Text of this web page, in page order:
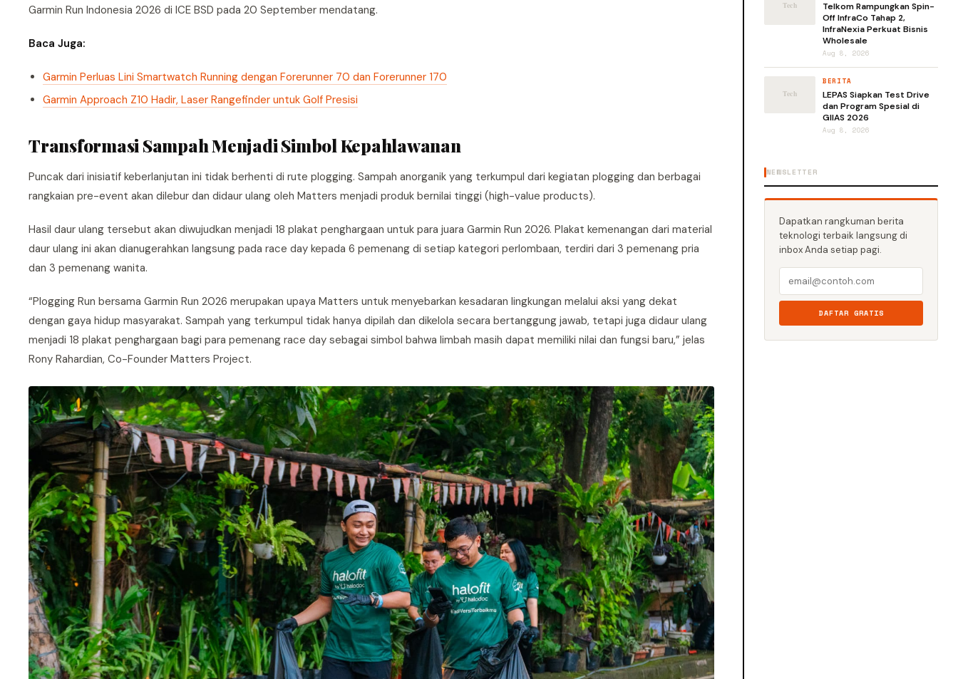
Garmin Run Indonesia 2026 di ICE BSD pada 20 September mendatang.
Baca Juga:
Garmin Perluas Lini Smartwatch Running dengan Forerunner 70 dan Forerunner 170
Garmin Approach Z10 Hadir, Laser Rangefinder untuk Golf Presisi
Transformasi Sampah Menjadi Simbol Kepahlawanan
Puncak dari inisiatif keberlanjutan ini tidak berhenti di rute plogging. Sampah anorganik yang terkumpul dari kegiatan plogging dan berbagai
rangkaian pre-event akan dilebur dan didaur ulang oleh Matters menjadi produk bernilai tinggi (high-value products).
Hasil daur ulang tersebut akan diwujudkan menjadi 18 plakat penghargaan untuk para juara Garmin Run 2026. Plakat kemenangan dari material
daur ulang ini akan dianugerahkan langsung pada race day kepada 6 pemenang di setiap kategori perlombaan, terdiri dari 3 pemenang pria
dan 3 pemenang wanita.
“Plogging Run bersama Garmin Run 2026 merupakan upaya Matters untuk menyebarkan kesadaran lingkungan melalui aksi yang dekat
dengan gaya hidup masyarakat. Sampah yang terkumpul tidak hanya dipilah dan dikelola secara bertanggung jawab, tetapi juga didaur ulang
menjadi 18 plakat penghargaan bagi para pemenang race day sebagai simbol bahwa limbah masih dapat memiliki nilai dan fungsi baru,” jelas
Rony Rahardian, Co-Founder Matters Project.
Telkom Rampungkan Spin-
Off InfraCo Tahap 2,
InfraNexia Perkuat Bisnis
Wholesale
Aug 8, 2026
BERITA
LEPAS Siapkan Test Drive
dan Program Spesial di
GIIAS 2026
Aug 8, 2026
NEWSLETTER
Dapatkan rangkuman berita
teknologi terbaik langsung di
inbox Anda setiap pagi.
DAFTAR GRATIS